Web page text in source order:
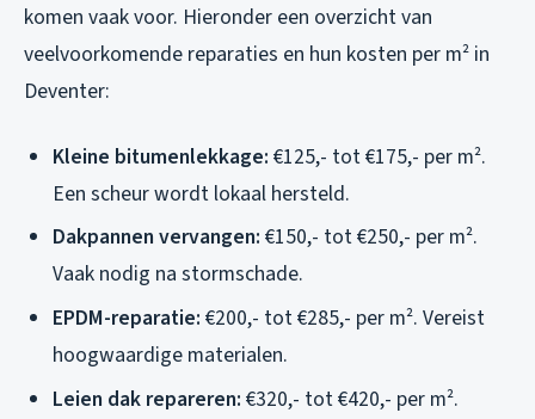
komen vaak voor. Hieronder een overzicht van
veelvoorkomende reparaties en hun kosten per m² in
Deventer:
Kleine bitumenlekkage: €125,- tot €175,- per m².
Een scheur wordt lokaal hersteld.
Dakpannen vervangen: €150,- tot €250,- per m².
Vaak nodig na stormschade.
EPDM-reparatie: €200,- tot €285,- per m². Vereist
hoogwaardige materialen.
Leien dak repareren: €320,- tot €420,- per m².